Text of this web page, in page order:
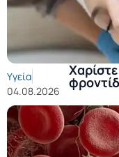
Υγεία
04.08.2026